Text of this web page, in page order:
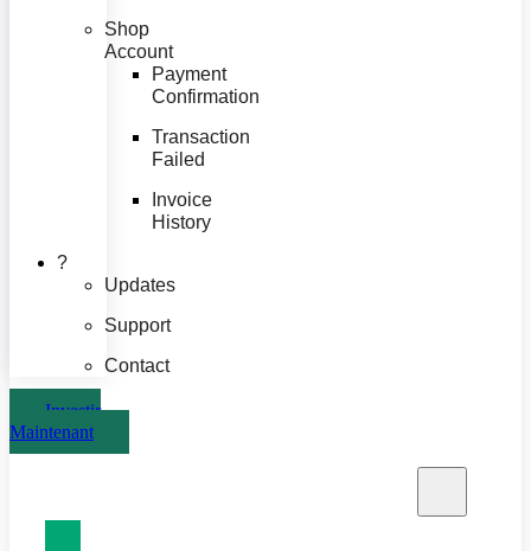
Shop
Account
Payment
Confirmation
Transaction
Failed
Invoice
History
?
Updates
Support
Contact
Investir
Maintenant